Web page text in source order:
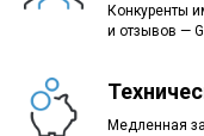
Конкуренты
и отзывов —
Медленная